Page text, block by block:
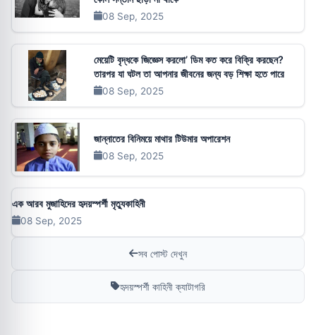
08 Sep, 2025
মেয়েটি বৃদ্ধকে জিজ্ঞেস করলো’ ডিম কত করে বিক্রি করছেন?
তারপর যা ঘটল তা আপনার জীবনের জন্য বড় শিক্ষা হতে পারে
08 Sep, 2025
জান্নাতের বিনিময়ে মাথার টিউমার অপারেশন
08 Sep, 2025
এক আরব মুজাহিদের হৃদয়স্পর্শী মৃত্যুকাহিনী
08 Sep, 2025
সব পোস্ট দেখুন
হৃদয়স্পর্শী কাহিনী ক্যাটাগরি